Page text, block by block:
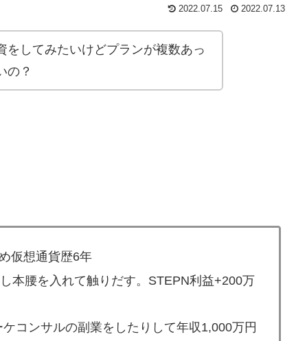
2022.07.15 2022.07.13
をしてみたいけどプランが複数あっ
の？
仮想通貨歴6年
本腰を入れて触りだす。STEPN利益+200万
コンサルの副業をしたりして年収1,000万円